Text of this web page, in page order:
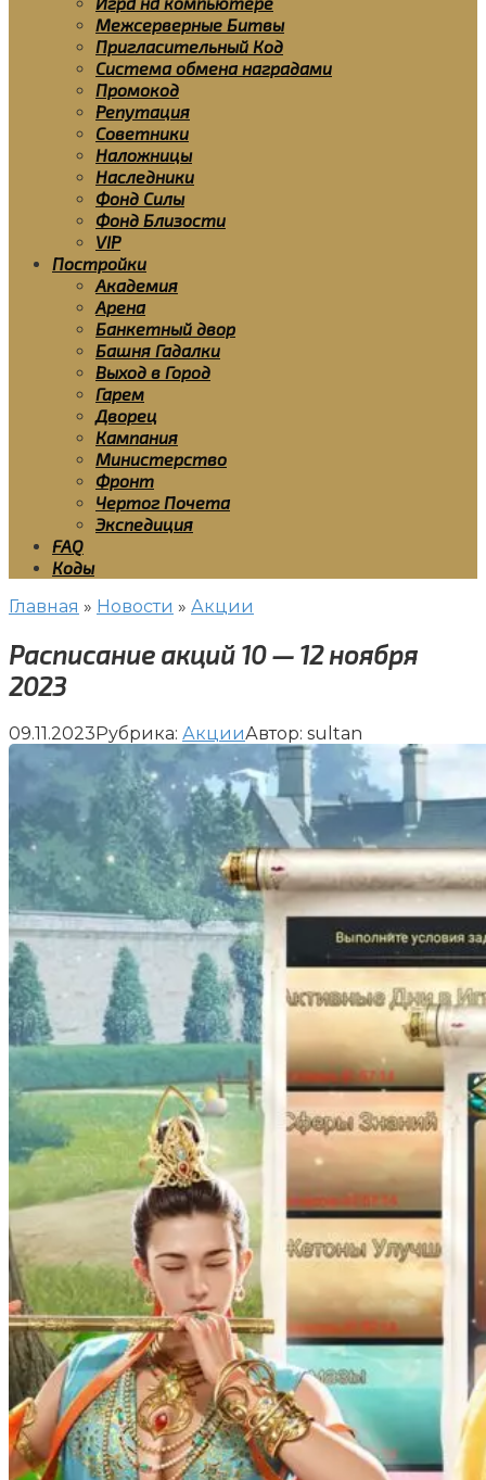
Межсерверные Битвы
Пригласительный Код
Система обмена наградами
Промокод
Репутация
Советники
Наложницы
Наследники
Фонд Силы
Фонд Близости
VIP
Постройки
Академия
Арена
Банкетный двор
Башня Гадалки
Выход в Город
Гарем
Дворец
Кампания
Министерство
Фронт
Чертог Почета
Экспедиция
FAQ
Коды
Главная » Новости » Акции
Расписание акций 10 — 12 ноября
2023
09.11.2023Рубрика: АкцииАвтор: sultan